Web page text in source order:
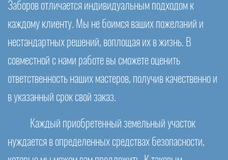
Заборов отличается индивидуальным подходом к
каждому клиенту. Мы не боимся ваших пожеланий и
нестандартных решений, воплощая их в жизнь. В
совместной с нами работе вы сможете оценить
ответственность наших мастеров, получив качественно и
в указанный срок свой заказ.
Каждый приобретенный земельный участок
нуждается в определенных средствах безопасности,